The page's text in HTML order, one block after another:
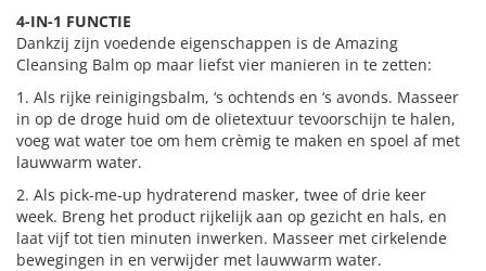
4-IN-1 FUNCTIE
Dankzij zijn voedende eigenschappen is de Amazing
Cleansing Balm op maar liefst vier manieren in te zetten:
1. Als rijke reinigingsbalm, ‘s ochtends en ‘s avonds. Masseer
in op de droge huid om de olietextuur tevoorschijn te halen,
voeg wat water toe om hem crèmig te maken en spoel af met
lauwwarm water.
2. Als pick-me-up hydraterend masker, twee of drie keer
week. Breng het product rijkelijk aan op gezicht en hals, en
laat vijf tot tien minuten inwerken. Masseer met cirkelende
bewegingen in en verwijder met lauwwarm water.